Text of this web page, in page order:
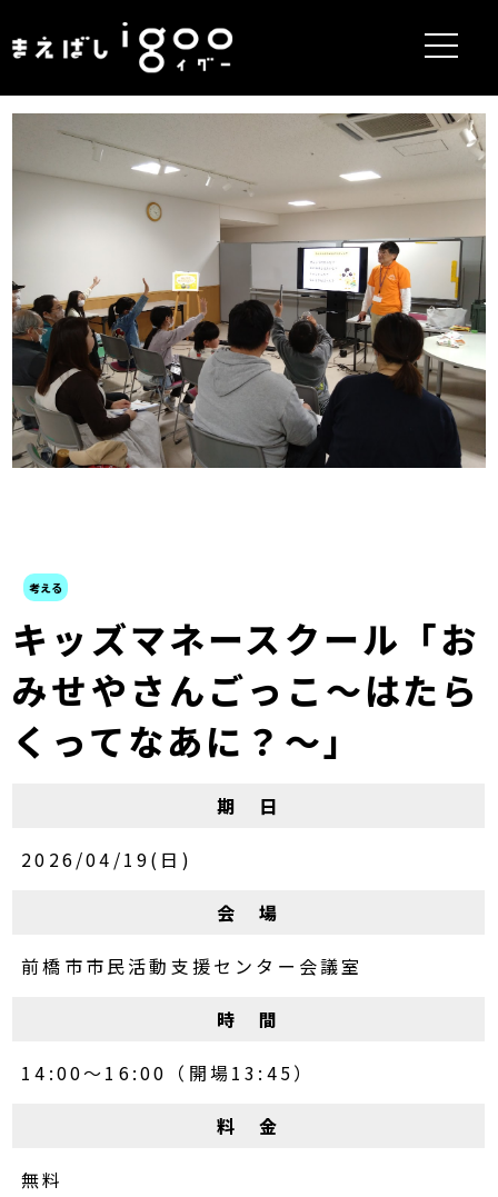
まえばしigoo
考える
キッズマネースクール「お
みせやさんごっこ～はたら
くってなあに？～」
期 日
2026/04/19(日)
会 場
前橋市市民活動支援センター会議室
時 間
14:00～16:00（開場13:45）
料 金
無料